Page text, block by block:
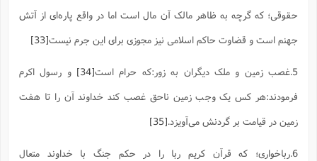
حقوقی؛ که گرچه به ظاهر مالک آن مال است اما در واقع پاره‌ای از آتش
جهنم است و قضاوت حاکم اسلامی نیز مجوزی برای این جرم نیست[33]
5.غصب زمین و ملک دیگران به زور:که حرام است [34]
و رسول اکرم
فرمودند:هر کس یک وجب زمین ناحق غصب کند خداوند آن را تا هفت
زمین در قیامت بر گردنش می‌آویزد.[35]
6.رباخواری؛ که قرآن کریم ربا را در حکم جنگ با خداوند متعال